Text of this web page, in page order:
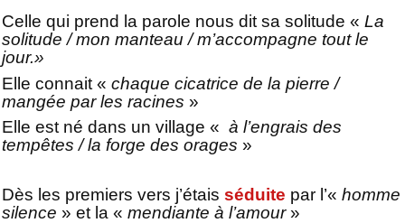
Celle qui prend la parole nous dit sa solitude « La
solitude / mon manteau / m’accompagne tout le
jour.»
Elle connait « chaque cicatrice de la pierre /
mangée par les racines »
Elle est né dans un village « à l’engrais des
tempêtes / la forge des orages »
Dès les premiers vers j’étais séduite par l’« homme
silence » et la « mendiante à l’amour»